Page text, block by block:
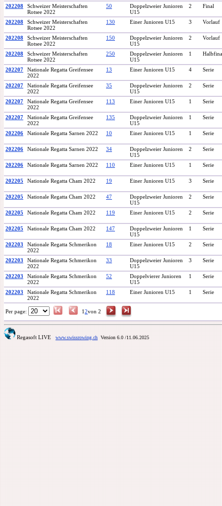
202208
Schweizer Meisterschaften
Rotsee 2022
50
Doppelzweier Junioren
U15
2 Final
202208
Schweizer Meisterschaften
Rotsee 2022
130 Einer Junioren U15 3 Vorlauf
202208
Schweizer Meisterschaften
Rotsee 2022
150
Doppelzweier Junioren
U15
2 Vorlauf
202208
Schweizer Meisterschaften
Rotsee 2022
250
Doppelzweier Junioren
U15
1
202207
Nationale Regatta Greifensee
2022
13 Einer Junioren U15 4 Serie
202207
Nationale Regatta Greifensee
2022
35
Doppelzweier Junioren
U15
2 Serie
202207
Nationale Regatta Greifensee
2022
113 Einer Junioren U15 1 Serie
202207
Nationale Regatta Greifensee
2022
135
Doppelzweier Junioren
U15
1 Serie
202206 Nationale Regatta Sarnen 2022 10 Einer Junioren U15 1 Serie
202206 Nationale Regatta Sarnen 2022 34
Doppelzweier Junioren
U15
2 Serie
202206 Nationale Regatta Sarnen 2022 110 Einer Junioren U15 1 Serie
202205 Nationale Regatta Cham 2022 19 Einer Junioren U15 3 Serie
202205 Nationale Regatta Cham 2022 47
Doppelzweier Junioren
U15
2 Serie
202205 Nationale Regatta Cham 2022 119 Einer Junioren U15 2 Serie
202205 Nationale Regatta Cham 2022 147
Doppelzweier Junioren
U15
1 Serie
202203
Nationale Regatta Schmerikon
2022
18 Einer Junioren U15 2 Serie
202203
Nationale Regatta Schmerikon
2022
33
Doppelzweier Junioren
U15
3 Serie
202203
Nationale Regatta Schmerikon
2022
52
Doppelvierer Junioren
U15
1 Serie
202203
Nationale Regatta Schmerikon
2022
118 Einer Junioren U15 1 Serie
Per page: 12von 2
Regasoft LIVE www.swissrowing.chVersion 6.0/11.06.2025